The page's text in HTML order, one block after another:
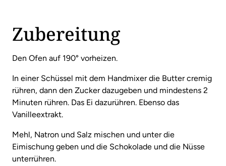
Zubereitung
Den Ofen auf 190° vorheizen.
In einer Schüssel mit dem Handmixer die Butter cremig
rühren, dann den Zucker dazugeben und mindestens 2
Minuten rühren. Das Ei dazurühren. Ebenso das
Vanilleextrakt.
Mehl, Natron und Salz mischen und unter die
Eimischung geben und die Schokolade und die Nüsse
unterrühren.